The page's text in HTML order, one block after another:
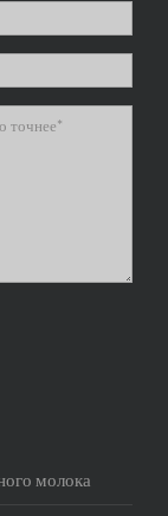
молока